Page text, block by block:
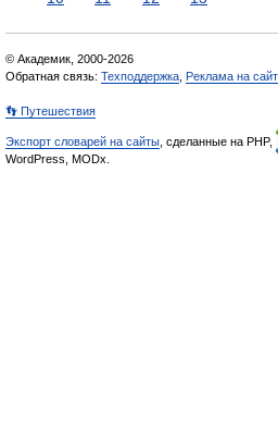
© Академик, 2000-2026
Обратная связь: Техподдержка Реклама на
👣 Путешествия
Экспорт словарей на сайты , сделанные на PHP,
WordPress, MODx.